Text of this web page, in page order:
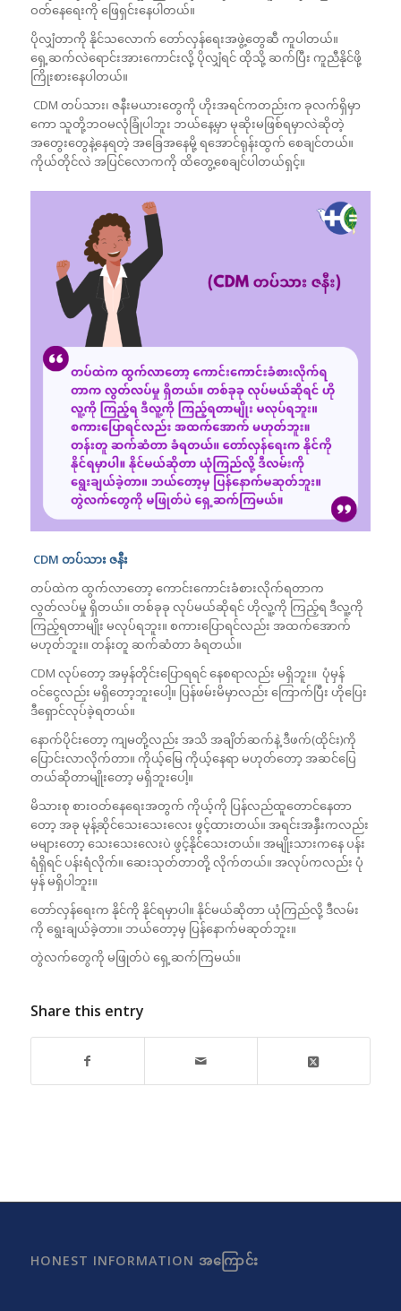
ဝတ်နေရေးကို ဖြေရှင်းနေပါတယ်။
ပိုလျှံတာကို နိုင်သလောက် တော်လှန်ရေးအဖွဲ့တွေဆီ ကူပါတယ်။
ရှေ့ဆက်လဲရောင်းအားကောင်းလို့ ပိုလျှံရင် ထိုသို့ ဆက်ပြီး ကူညီနိုင်ဖို့
ကြိုးစားနေပါတယ်။
CDM တပ်သား၊ ဇနီးမယားတွေကို ဟိုးအရင်ကတည်းက ခုလက်ရှိမှာ
ကော သူတို့ဘဝမလုံခြုံပါဘူး ဘယ်နေ့မှာ မုဆိုးမဖြစ်ရမှာလဲဆိုတဲ့
အတွေးတွေနဲ့နေရတဲ့ အခြေအနေမို့ ရအောင်ရုန်းထွက် စေချင်တယ်။
ကိုယ်တိုင်လဲ အပြင်လောကကို ထိတွေ့စေချင်ပါတယ်ရှင့်။
CDM တပ်သား ဇနီး
တပ်ထဲက ထွက်လာတော့ ကောင်းကောင်းခံစားလိုက်ရတာက
လွတ်လပ်မှု ရှိတယ်။ တစ်ခုခု လုပ်မယ်ဆိုရင် ဟိုလူ့ကို ကြည့်ရ ဒီလူ့ကို
ကြည့်ရတာမျိုး မလုပ်ရဘူး။ စကားပြောရင်လည်း အထက်အောက်
မဟုတ်ဘူး။ တန်းတူ ဆက်ဆံတာ ခံရတယ်။
CDM လုပ်တော့ အမှန်တိုင်းပြောရရင် နေစရာလည်း မရှိဘူး။ ပုံမှန်
ဝင်ငွေလည်း မရှိတော့ဘူးပေါ့။ ပြန်ဖမ်းမိမှာလည်း ကြောက်ပြီး ဟိုပြေး
ဒီရှောင်လုပ်ခဲ့ရတယ်။
နောက်ပိုင်းတော့ ကျမတို့လည်း အသိ အချိတ်ဆက်နဲ့ ဒီဖက်(ထိုင်း)ကို
ပြောင်းလာလိုက်တာ။ ကိုယ့်မြေ ကိုယ့်နေရာ မဟုတ်တော့ အဆင်ပြေ
တယ်ဆိုတာမျိုး‌တော့ မရှိဘူးပေါ့။
မိသားစု စားဝတ်နေရေးအတွက် ကိုယ့်ကို ပြန်လည်ထူတောင်နေတာ
တော့ အခု မုန့်ဆိုင်သေးသေးလေး ဖွင့်ထားတယ်။ အရင်းအနှီးကလည်း
မများတော့ သေးသေးလေးပဲ ဖွင့်နိုင်သေးတယ်။ အမျိုးသားကနေ ပန်း
ရံရှိရင် ပန်းရံလိုက်။ ဆေးသုတ်တာတို့ လိုက်တယ်။ အလုပ်ကလည်း ပုံ
မှန် မရှိပါဘူး။
တော်လှန်ရေးက နိုင်ကို နိုင်ရမှာပါ။ နိုင်မယ်ဆိုတာ ယုံကြည်လို့ ဒီလမ်း
ကို‌ ရွေးချယ်ခဲ့တာ။ ဘယ်တော့မှ ပြန်နောက်မဆုတ်ဘူး။
တွဲလက်တွေကို မဖြုတ်ပဲ ရှေ့ဆက်ကြမယ်။
Share this entry
HONEST INFORMATION အကြောင်း